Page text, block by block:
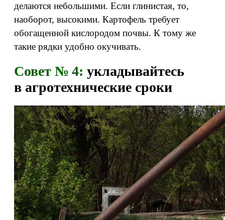
делаются небольшими. Если глинистая, то,
наоборот, высокими. Картофель требует
обогащенной кислородом почвы. К тому же
такие рядки удобно окучивать.
Совет № 4: укладывайтесь
в агротехнические сроки